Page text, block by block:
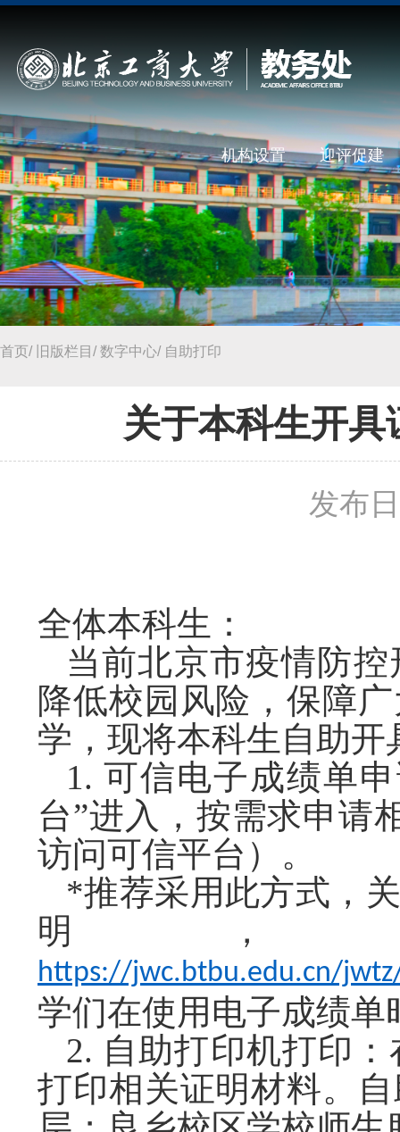
机构设置 迎评促建
首页/ 旧版栏目 / 数字中心/ 自助打印
关于本科生开
发布
全体本科生：
当前北京市疫情防
降低校园风险，保障
学，现将本科生自助
1. 可信电子成绩单
台”进入，按需求申请
访问可信平台）。
*推荐采用此方式，
明
https://jwc.btbu.edu.cn/jwtz/
学们在使用电子成绩
2. 自助打印机打印
打印相关证明材料。